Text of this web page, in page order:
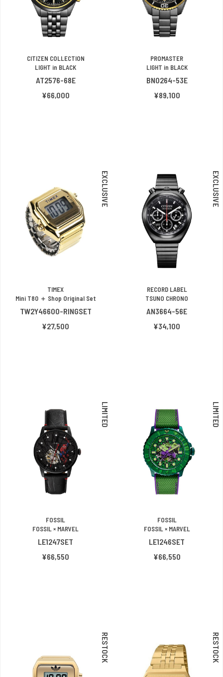
CITIZEN COLLECTION
LIGHT in BLACK
AT2576-68E
¥66,000
PROMASTER
LIGHT in BLACK
BN0264-53E
¥89,100
EXCLUSIVE
TIMEX
Mini T80 ＋ Shop Original Set
TW2Y46600-RINGSET
¥27,500
EXCLUSIVE
RECORD LABEL
TSUNO CHRONO
AN3664-56E
¥34,100
LIMITED
FOSSIL
FOSSIL × MARVEL
LE1247SET
¥66,550
LIMITED
FOSSIL
FOSSIL × MARVEL
LE1246SET
¥66,550
RESTOCK RESTOCK